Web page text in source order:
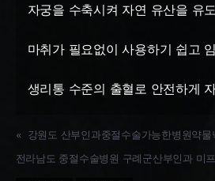
자궁을 수축시켜 자연 유산을 유
마취가 필요없이 사용하기 쉽고
생리통 수준의 출혈로 안전하게
«